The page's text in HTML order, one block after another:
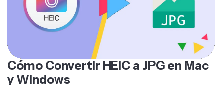
Cómo Convertir HEIC a JPG en Mac
y Windows